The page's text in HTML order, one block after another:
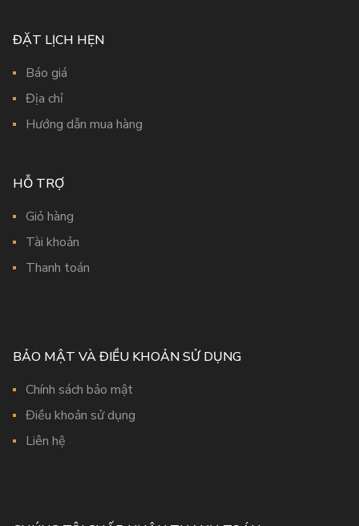
ĐẶT LỊCH HẸN
Báo giá
Địa chỉ
Hướng dẫn mua hàng
HỖ TRỢ
Giỏ hàng
Tài khoản
Thanh toán
BẢO MẬT VÀ ĐIỀU KHOẢN SỬ DỤNG
Chính sách bảo mật
Điều khoản sử dụng
Liên hệ